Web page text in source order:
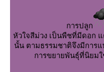
การปลูก
หัวใจสีม่วง เป็นพืชที่มีดอก
นั้น ตามธรรมชาติจึงมีการ
การขยายพันธุ์ที่นิยม